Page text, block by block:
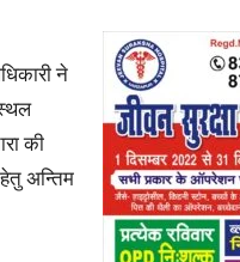
ने
की
अन्तिम